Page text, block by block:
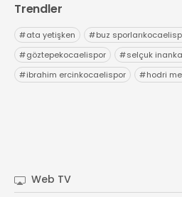
Trendler
#ata yetişken #buz
#göztepekocaelispor #selçuk
#ibrahim ercinkocaelispor #hodri
Web TV